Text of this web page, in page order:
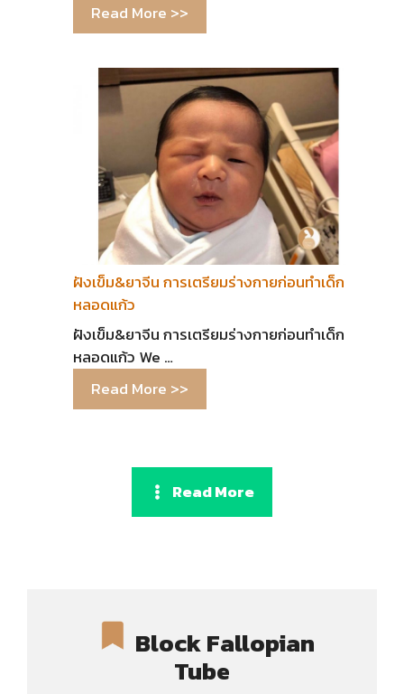
Read More >>
ฝังเข็ม&ยาจีน การเตรียมร่างกายก่อนทำเด็ก
หลอดแก้ว
ฝังเข็ม&ยาจีน การเตรียมร่างกายก่อนทำเด็ก
หลอดแก้ว We …
Read More >>
Read More
Block Fallopian
Tube